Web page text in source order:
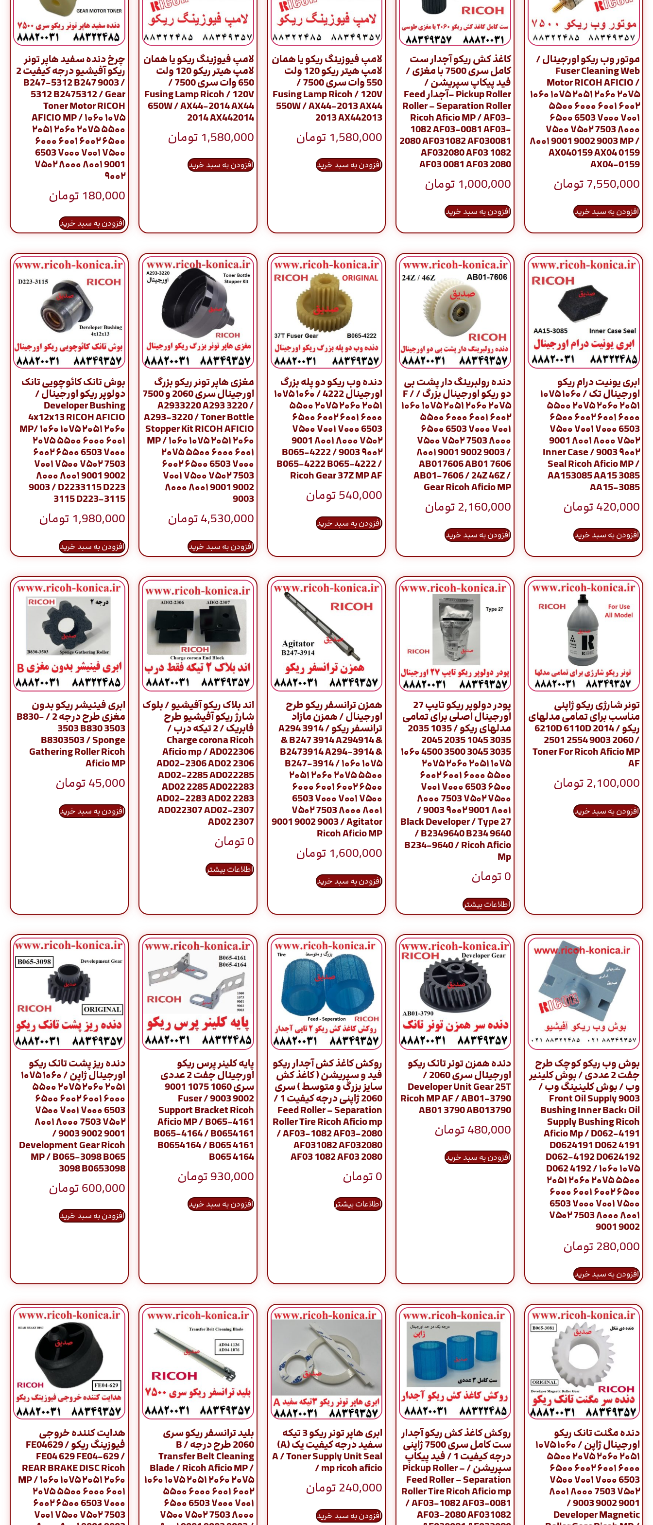
موتور وب ریکو اورجینال /
Fuser Cleaning Web
Motor RICOH AFICIO /
۱۰۶۰ ۱۰۷۵ ۲۰۵۱ ۲۰۶۰ ۲۰۷۵
۵۵۰۰ ۶۰۰۰ ۶۰۰۱ ۶۰۰۲
۶۵۰۰ 6503 ۷۰۰۰ ۷۰۰۱
۷۵۰۰ ۷۵۰۲ 7503 ۸۰۰۰
۸۰۰۱ 9001 9002 9003 MP /
AX040159 AX04 0159
AX04-0159
7,550,000 تومان
افزودن به سبد خرید
کاغذ کش ریکو آجدار ست
کامل سری 7500 با مغزی /
فید پیکاپ سپریشن /
Pickup Roller –آجدار Feed
Roller – Separation Roller
Ricoh Aficio MP / AF03-
1082 AF03-0081 AF03-
2080 AF031082 AF030081
AF032080 AF03 1082
AF03 0081 AF03 2080
1,000,000 تومان
افزودن به سبد خرید
لامپ فیوزینگ ریکو یا همان
لامپ هیتر ریکو 120 ولت
550 وات سری 7500 /
Fusing Lamp Ricoh / 120V
550W / AX44-2013 AX44
2013 AX442013
1,580,000 تومان
افزودن به سبد خرید
لامپ فیوزینگ ریکو یا همان
لامپ هیتر ریکو 120 ولت
650 وات سری 7500 /
Fusing Lamp Ricoh / 120V
650W / AX44-2014 AX44
2014 AX442014
1,580,000 تومان
افزودن به سبد خرید
چرخ دنده سفید هاپر تونر
ریکو آفیشیو درجه کیفیت 2
/ 9003 B247-5312 B247
5312 B2475312 / Gear
Toner Motor RICOH
AFICIO MP / ۱۰۶۰ ۱۰۷۵
۲۰۵۱ ۲۰۶۰ ۲۰۷۵ ۵۵۰۰
۶۰۰۰ ۶۰۰۱ ۶۰۰۲ ۶۵۰۰
6503 ۷۰۰۰ ۷۰۰۱ ۷۵۰۰
۷۵۰۲ ۸۰۰۰ ۸۰۰۱ 9001
۹۰۰۲
180,000 تومان
افزودن به سبد خرید
ابری یونیت درام ریکو
اورجینال تک / ۱۰۶۰ ۱۰۷۵
۲۰۵۱ ۲۰۶۰ ۲۰۷۵ ۵۵۰۰
۶۰۰۰ ۶۰۰۱ ۶۰۰۲ ۶۵۰۰
6503 ۷۰۰۰ ۷۰۰۱ ۷۵۰۰
۷۵۰۲ ۸۰۰۰ ۸۰۰۱ 9001
۹۰۰۲ 9003 / Inner Case
Seal Ricoh Aficio MP /
AA153085 AA15 3085
AA15-3085
420,000تومان
افزودن به سبد خرید
دنده رولبرینگ دار پشت بی
دو ریکو اورجینال بزرگ / F /
۱۰۶۰ ۱۰۷۵ ۲۰۵۱ ۲۰۶۰ ۲۰۷۵
۵۵۰۰ ۶۰۰۰ ۶۰۰۱ ۶۰۰۲
۶۵۰۰ 6503 ۷۰۰۰ ۷۰۰۱
۷۵۰۰ ۷۵۰۲ 7503 ۸۰۰۰
۸۰۰۱ 9001 9002 9003 /
AB017606 AB01 7606
AB01-7606 / 24Z 46Z /
Gear Ricoh Aficio MP
2,160,000تومان
افزودن به سبد خرید
دنده وب ریکو دو پله بزرگ
اورجینال 4222 / ۱۰۶۰ ۱۰۷۵
۲۰۵۱ ۲۰۶۰ ۲۰۷۵ ۵۵۰۰
۶۰۰۰ ۶۰۰۱ ۶۰۰۲ ۶۵۰۰
6503 ۷۰۰۰ ۷۰۰۱ ۷۵۰۰
۷۵۰۲ ۸۰۰۰ ۸۰۰۱ 9001
۹۰۰۲ 9003 / B065-4222
B065-4222 B065-4222 /
Ricoh Gear 37Z MP AF
540,000تومان
افزودن به سبد خرید
مغزی هاپر تونر ریکو بزرگ
اورجینال سری 2060 و 7500
/ A2933220 A293 3220
A293-3220 / Toner Bottle
Stopper Kit RICOH AFICIO
MP / ۱۰۶۰ ۱۰۷۵ ۲۰۵۱ ۲۰۶۰
۲۰۷۵ ۵۵۰۰ ۶۰۰۰ ۶۰۰۱
۶۰۰۲ ۶۵۰۰ 6503 ۷۰۰۰
۷۰۰۱ ۷۵۰۰ ۷۵۰۲ 7503
۸۰۰۰ ۸۰۰۱ 9001 9002
9003
4,530,000تومان
افزودن به سبد خرید
بوش تانک کائوچویی تانک
دولوپر ریکو اورجینال /
Developer Bushing
4x12x13 RICOH AFICIO
MP/ ۱۰۶۰ ۱۰۷۵ ۲۰۵۱ ۲۰۶۰
۲۰۷۵ ۵۵۰۰ ۶۰۰۰ ۶۰۰۱
۶۰۰۲ ۶۵۰۰ 6503 ۷۰۰۰
۷۰۰۱ ۷۵۰۰ ۷۵۰۲ 7503
۸۰۰۰ ۸۰۰۱ 9001 9002
9003 / D2233115 D223
3115 D223-3115
1,980,000 تومان
افزودن به سبد خرید
تونر شارژی ریکو ژاپنی
مناسب برای تمامی مدلهای
ریکو / 6210D 6110D 2014
2501 2554 9003 2060 /
Toner For Ricoh Aficio MP
AF
2,100,000تومان
افزودن به سبد خرید
پودر دولوپر ریکو تایپ 27
اورجینال اصلی برای تمامی
مدلهای ریکو / 1035 2035
3035 1045 2035 2045
3035 3045 3500 4500 ۱۰۶۰
۱۰۷۵ ۲۰۵۱ ۲۰۶۰ ۲۰۷۵
۵۵۰۰ ۶۰۰۰ ۶۰۰۱ ۶۰۰۲
۶۵۰۰ 6503 ۷۰۰۰ ۷۰۰۱
۷۵۰۰ ۷۵۰۲ 7503 ۸۰۰۰
۸۰۰۱ 9001 ۹۰۰۲ 9003 /
Black Developer / Type 27
/ B2349640 B234 9640
B234-9640 / Ricoh Aficio
Mp
0تومان
اطلاعات بیشتر
همزن ترانسفر ریکو طرح
اورجینال / همزن مازاد
ترانسفر ریکو / A294 3914
& B247 3914 A294914 &
B2473914 A294-3914 &
B247-3914 / ۱۰۶۰ ۱۰۷۵
۲۰۵۱ ۲۰۶۰ ۲۰۷۵ ۵۵۰۰
۶۰۰۰ ۶۰۰۱ ۶۰۰۲ ۶۵۰۰
6503 ۷۰۰۰ ۷۰۰۱ ۷۵۰۰
۷۵۰۲ 7503 ۸۰۰۰ ۸۰۰۱
9001 9002 9003 / Agitator
Ricoh Aficio MP
1,600,000 تومان
افزودن به سبد خرید
اند بلاک ریکو آفیشیو / بلوک
شارژ ریکو آفیشیو طرح
فابریک / 2 تیکه درب /
Charge corona Ricoh
Aficio mp / AD022306
AD02-2306 AD02 2306
AD02-2285 AD022285
AD02 2285 AD022283
AD02-2283 AD02 2283
AD022307 AD02-2307
AD02 2307
0تومان
اطلاعات بیشتر
ابری فینیشر ریکو بدون
مغزی طرح درجه 2 / B830-
3503 B830 3503
B8303503 / Sponge
Gathering Roller Ricoh
Aficio MP
45,000تومان
افزودن به سبد خرید
بوش وب ریکو کوچک طرح
جفت 2 عددی / بوش کلینیر
وب / بوش کلینینگ وب /
9003 Front Oil Supply
Bushing Inner Back: Oil
Supply Bushing Ricoh
Aficio Mp / D062-4191
D0624191 D062 4191
D062-4192 D0624192
D062 4192 / ۱۰۶۰ ۱۰۷۵
۲۰۵۱ ۲۰۶۰ ۲۰۷۵ ۵۵۰۰
۶۰۰۰ ۶۰۰۱ ۶۰۰۲ ۶۵۰۰
6503 ۷۰۰۰ ۷۰۰۱ ۷۵۰۰
۷۵۰۲ 7503 ۸۰۰۰ ۸۰۰۱
9001 9002
280,000تومان
افزودن به سبد خرید
دنده همزن تونر تانک ریکو
اورجینال سری 2060 /
Developer Unit Gear 25T
Ricoh MP AF / AB01-3790
AB01 3790 AB013790
480,000تومان
افزودن به سبد خرید
روکش کاغذ کش آجدار ریکو
فید و سپریشن ( کاغذ کش
سایز بزرگ و متوسط ) سری
2060 ژاپنی درجه کیفیت 1 /
Feed Roller – Separation
Roller Tire Ricoh Aficio mp
/ AF03-1082 AF03-2080
AF031082 AF032080
AF03 1082 AF03 2080
0تومان
اطلاعات بیشتر
پایه کلینر پرس ریکو
اورجینال جفت 2 عددی
سری 1060 1075 9001
9002 9003 / Fuser
Support Bracket Ricoh
Aficio MP / B065-4161
B065-4164 / B0654161
B0654164 / B065 4161
B065 4164
930,000تومان
افزودن به سبد خرید
دنده ریز پشت تانک ریکو
اورجینال ژاپن / ۱۰۶۰ ۱۰۷۵
۲۰۵۱ ۲۰۶۰ ۲۰۷۵ ۵۵۰۰
۶۰۰۰ ۶۰۰۱ ۶۰۰۲ ۶۵۰۰
6503 ۷۰۰۰ ۷۰۰۱ ۷۵۰۰
۷۵۰۲ 7503 ۸۰۰۰ ۸۰۰۱
9001 9002 9003 /
Development Gear Ricoh
MP / B065-3098 B065
3098 B0653098
600,000تومان
افزودن به سبد خرید
دنده مگنت تانک ریکو
اورجینال ژاپن / ۱۰۶۰ ۱۰۷۵
۲۰۵۱ ۲۰۶۰ ۲۰۷۵ ۵۵۰۰
۶۰۰۰ ۶۰۰۱ ۶۰۰۲ ۶۵۰۰
6503 ۷۰۰۰ ۷۰۰۱ ۷۵۰۰
۷۵۰۲ 7503 ۸۰۰۰ ۸۰۰۱
9001 9002 9003 /
Developer Magnetic
روکش کاغذ کش ریکو آجدار
ست کامل سری 7500 ژاپنی
درجه کیفیت 1 / فید پیکاپ
سپریشن / Pickup Roller –
Feed Roller – Separation
Roller Tire Ricoh Aficio mp
/ AF03-1082 AF03-0081
AF03-2080 AF031082
ابری هاپر تونر ریکو 3 تیکه
سفید درجه کیفیت یک (َA)
A / Toner Supply Unit Seal
/ mp ricoh aficio
240,000تومان
افزودن به سبد خرید
بلید ترانسفر ریکو سری
2060 طرح درجه B /
Transfer Belt Cleaning
Blade / Ricoh Aficio MP /
۱۰۶۰ ۱۰۷۵ ۲۰۵۱ ۲۰۶۰ ۲۰۷۵
۵۵۰۰ ۶۰۰۰ ۶۰۰۱ ۶۰۰۲
۶۵۰۰ 6503 ۷۰۰۰ ۷۰۰۱
۷۵۰۰ ۷۵۰۲ 7503 ۸۰۰۰
هدایت کننده خروجی
فیوزینگ ریکو / FE04629
FE04 629 FE04-629 /
REAR BRAKE DISC Ricoh
MP / ۱۰۶۰ ۱۰۷۵ ۲۰۵۱ ۲۰۶۰
۲۰۷۵ ۵۵۰۰ ۶۰۰۰ ۶۰۰۱
۶۰۰۲ ۶۵۰۰ 6503 ۷۰۰۰
۷۰۰۱ ۷۵۰۰ ۷۵۰۲ 7503